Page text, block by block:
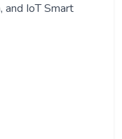
and IoT Smart